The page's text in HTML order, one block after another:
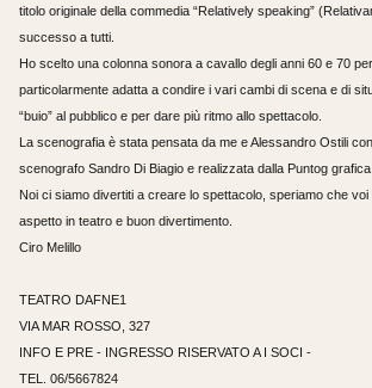
titolo originale della commedia “Relatively speaking”
successo a tutti.
Ho scelto una colonna sonora a cavallo degli anni 60 e 70
particolarmente adatta a condire i vari cambi di scena e di
“buio” al pubblico e per dare più ritmo allo spettacolo.
La scenografia è stata pensata da me e Alessandro Ostili
scenografo Sandro Di Biagio e realizzata dalla Puntog grafica
Noi ci siamo divertiti a creare lo spettacolo, speriamo che
aspetto in teatro e buon divertimento.
Ciro Melillo
TEATRO DAFNE1
VIA MAR ROSSO, 327
INFO E PRE - INGRESSO RISERVATO A I SOCI -
TEL. 06/5667824